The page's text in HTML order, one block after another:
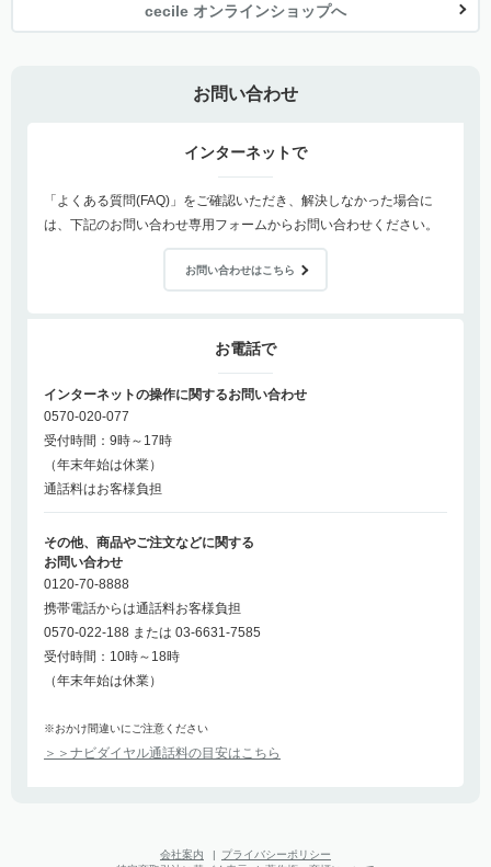
cecile オンラインショップへ
お問い合わせ
インターネットで
「よくある質問(FAQ)」をご確認いただき、解決しなかった場合に
は、下記のお問い合わせ専用フォームからお問い合わせください。
お問い合わせはこちら
お電話で
インターネットの操作に関するお問い合わせ
0570-020-077
受付時間：9時～17時
（年末年始は休業）
通話料はお客様負担
その他、商品やご注文などに関する
お問い合わせ
0120-70-8888
携帯電話からは通話料お客様負担
0570-022-188 または 03-6631-7585
受付時間：10時～18時
（年末年始は休業）
※おかけ間違いにご注意ください
＞＞ナビダイヤル通話料の目安はこちら
会社案内 |
プライバシーポリシー